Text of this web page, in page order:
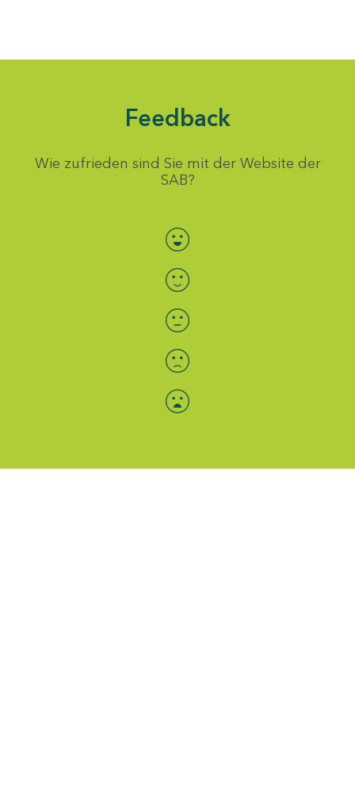
Feedback
Wie zufrieden sind Sie mit der Website der
SAB?
Bewertung auswählen